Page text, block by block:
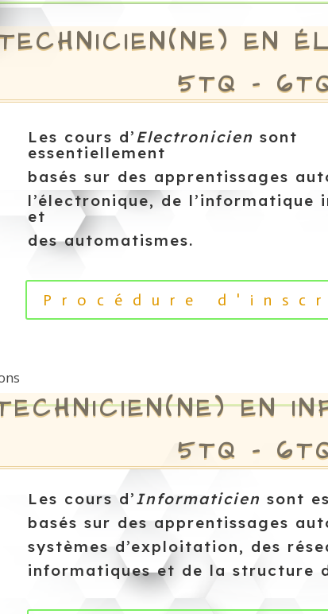
EN
5TQ –
Les cours d’ Electronicien sont
essentiellement
basés sur des apprentissages
l’électronique, de l’informatique
et
des automatismes.
Procédure
EN
5TQ –
Les cours d’Informaticien sont
basés sur des apprentissages
systèmes d’exploitation, des
informatiques et de la structure